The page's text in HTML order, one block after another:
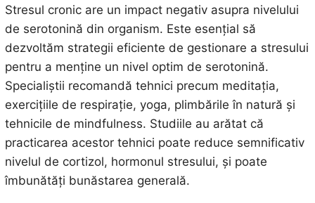
Stresul cronic are un impact negativ asupra nivelului
de serotonină din organism. Este esențial să
dezvoltăm strategii eficiente de gestionare a stresului
pentru a menține un nivel optim de serotonină.
Specialiștii recomandă tehnici precum meditația,
exercițiile de respirație, yoga, plimbările în natură și
tehnicile de mindfulness. Studiile au arătat că
practicarea acestor tehnici poate reduce semnificativ
nivelul de cortizol, hormonul stresului, și poate
îmbunătăți bunăstarea generală.